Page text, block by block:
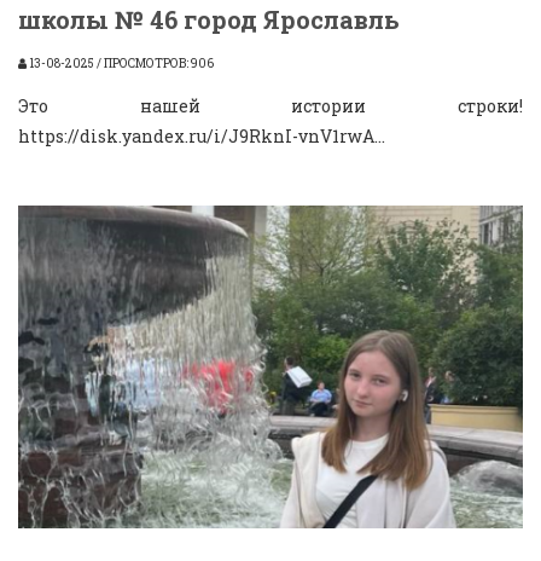
школы № 46 город Ярославль
13-08-2025 / ПРОСМОТРОВ: 906
Это нашей истории строки!
https://disk.yandex.ru/i/J9RknI-vnV1rwA...